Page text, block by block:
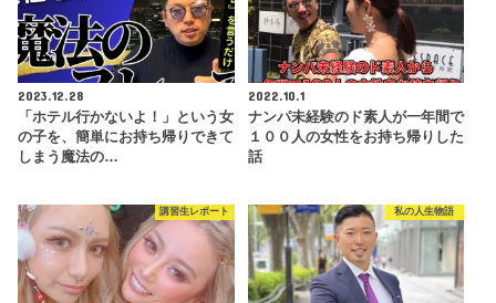
2023.12.28
「ホテル行かないよ！」という女
の子を、簡単にお持ち帰りできて
しまう魔法の…
2022.10.1
ナンパ未経験のド素人が一年間で
１００人の女性をお持ち帰りした
話
講習生レポート 私の人生物語